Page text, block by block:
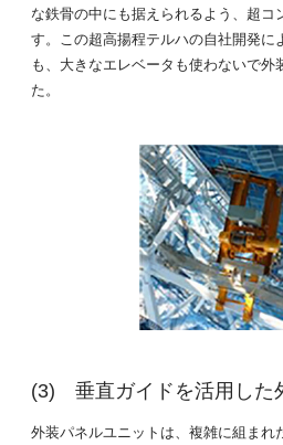
な鉄骨の中にも据えられるよう、超コ
す。この超高揚程テルハの自社開発に
も、大きなエレベータも使わないで外
た。
垂直ガイドを活用した
外装パネルユニットは、複雑に組まれ